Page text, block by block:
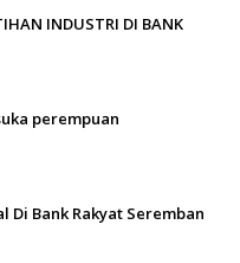
INDUSTRI DI BANK
perempuan
Di Bank Rakyat Seremban